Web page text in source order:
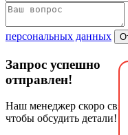
персональных данных
Запрос успешно
отправлен!
Наш менеджер скоро
чтобы обсудить детали!